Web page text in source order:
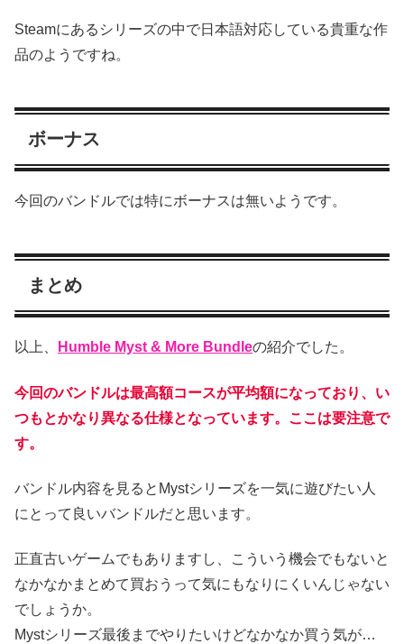
Steamにあるシリーズの中で日本語対応している貴重な作
品のようですね。
ボーナス
今回のバンドルでは特にボーナスは無いようです。
まとめ
以上、 Humble Myst & More Bundleの紹介でした。
今回のバンドルは最高額コースが平均額になっており、い
つもとかなり異なる仕様となっています。ここは要注意で
す。
バンドル内容を見るとMystシリーズを一気に遊びたい人
にとって良いバンドルだと思います。
正直古いゲームでもありますし、こういう機会でもないと
なかなかまとめて買おうって気にもなりにくいんじゃない
でしょうか。
Mystシリーズ最後までやりたいけどなかなか買う気が…